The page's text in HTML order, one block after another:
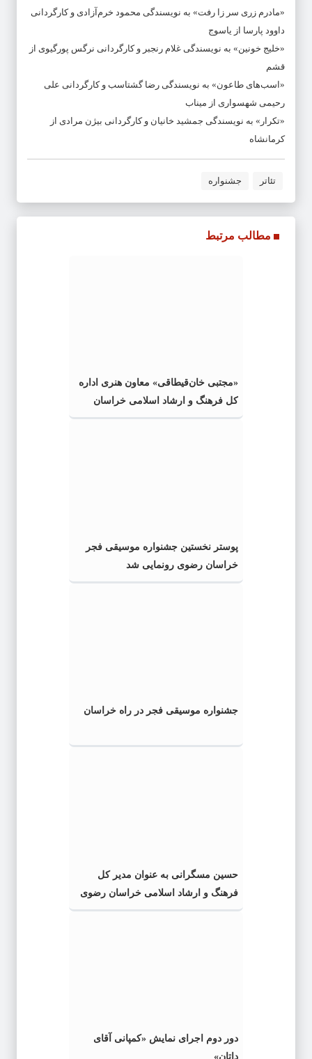
«مادرم زری سر زا رفت» به نویسندگی محمود خرم‌آزادی و کارگردانی
داوود پارسا از یاسوج
«خلیج خونین» به نویسندگی غلام رنجبر و کارگردانی نرگس پورگیوی از
قشم
«اسب‌های طاعون» به نویسندگی رضا گشتاسب و کارگردانی علی
رحیمی شهسواری از میناب
«تکرار» به نویسندگی جمشید خانیان و کارگردانی بیژن مرادی از
کرمانشاه
تئاتر جشنواره
مطالب مرتبط
«مجتبی خان‌قیطاقی» معاون هنری اداره
کل فرهنگ و ارشاد اسلامی خراسان
رضوی شد
پوستر نخستین جشنواره موسیقی فجر
خراسان رضوی رونمایی شد
جشنواره موسیقی فجر در راه خراسان
حسین مسگرانی به عنوان مدیر کل
فرهنگ و ارشاد اسلامی خراسان رضوی
معرفی شد
دور دوم اجرای نمایش «کمپانی آقای
داتان»